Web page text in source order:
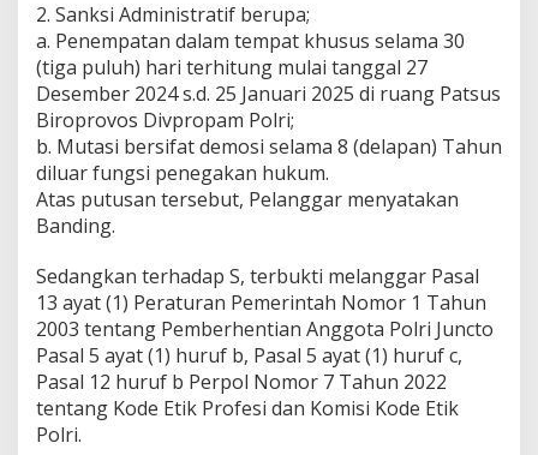
2. Sanksi Administratif berupa;
a. Penempatan dalam tempat khusus selama 30
(tiga puluh) hari terhitung mulai tanggal 27
Desember 2024 s.d. 25 Januari 2025 di ruang Patsus
Biroprovos Divpropam Polri;
b. Mutasi bersifat demosi selama 8 (delapan) Tahun
diluar fungsi penegakan hukum.
Atas putusan tersebut, Pelanggar menyatakan
Banding.
Sedangkan terhadap S, terbukti melanggar Pasal
13 ayat (1) Peraturan Pemerintah Nomor 1 Tahun
2003 tentang Pemberhentian Anggota Polri Juncto
Pasal 5 ayat (1) huruf b, Pasal 5 ayat (1) huruf c,
Pasal 12 huruf b Perpol Nomor 7 Tahun 2022
tentang Kode Etik Profesi dan Komisi Kode Etik
Polri.